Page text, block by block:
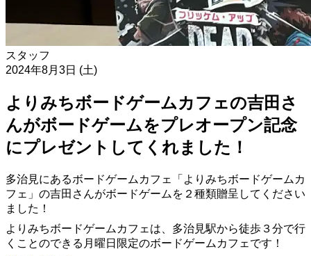
スタッフ
2024年8月3日 (土)
よりみちボードゲームカフェの吉田さ
んがボードゲームをプレオープン記念
にプレゼントしてくれました！
多治見にあるボードゲームカフェ「よりみちボードゲームカ
フェ」の吉田さんがボードゲームを２種類贈呈してください
ました！
よりみちボードゲームカフェは、多治見駅から徒歩３分で行
くことのできる月曜日限定のボードゲームカフェです！